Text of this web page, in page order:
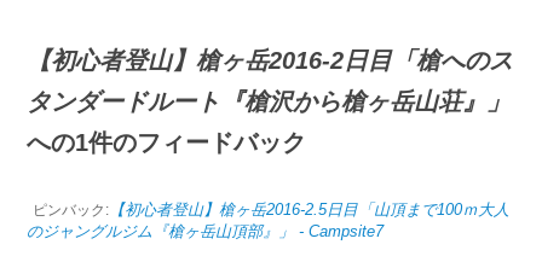
【初心者登山】槍ヶ岳2016-2日目「槍へのス
タンダードルート『槍沢から槍ヶ岳山荘』」
への1件のフィードバック
ピンバック:【初心者登山】槍ヶ岳2016-2.5日目「山頂まで100ｍ大人
のジャングルジム『槍ヶ岳山頂部』」 - Campsite7